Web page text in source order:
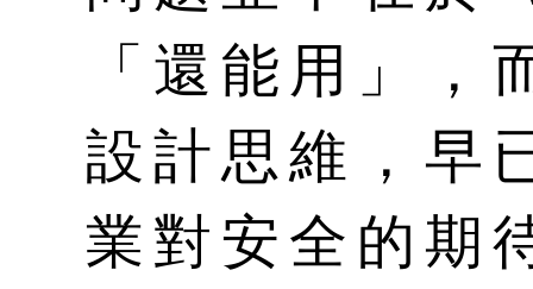
「還能用」，
設計思維，早
業對安全的期